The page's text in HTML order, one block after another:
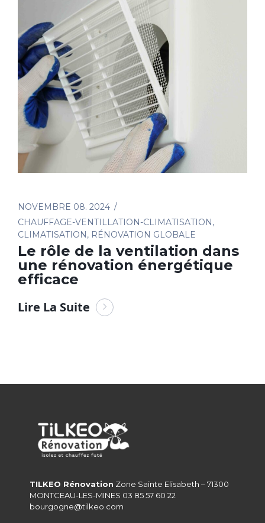
NOVEMBRE 08. 2024
CHAUFFAGE-VENTILLATION-CLIMATISATION,
CLIMATISATION, RÉNOVATION GLOBALE
Le rôle de la ventilation dans
une rénovation énergétique
efficace
Lire La Suite
TILKEO Rénovation Zone Sainte Elisabeth – 71300
MONTCEAU-LES-MINES 03 85 57 60 22
bourgogne@tilkeo.com